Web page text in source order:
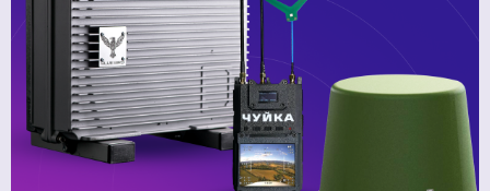
ГОЛОВНА
ПРОДУКЦІЯ
ПОСЛУГИ
ВАКАНСІЇ
НОВИНИ